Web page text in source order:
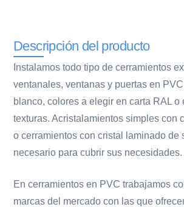
Descripción del producto
Instalamos todo tipo de cerramientos
ventanales, ventanas y puertas en
blanco, colores a elegir en carta RAL o
texturas. Acristalamientos simples con
o cerramientos con cristal laminado de
necesario para cubrir sus necesidades.
En cerramientos en PVC trabajamos
marcas del mercado con las que